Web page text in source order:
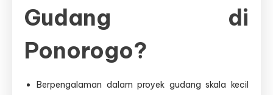
Gudang di
Ponorogo?
Berpengalaman dalam proyek gudang skala kecil